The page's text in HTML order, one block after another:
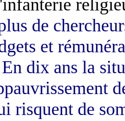
de
et
dix ans la
risquent de